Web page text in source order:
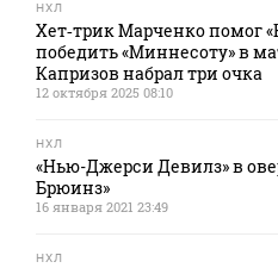
НХЛ
Хет‑трик Марченко помог
победить «Миннесоту» в
Капризов набрал три очка
12 октября 2025 08:10
НХЛ
«Нью-Джерси Девилз» в
Брюинз»
16 января 2021 23:49
НХЛ